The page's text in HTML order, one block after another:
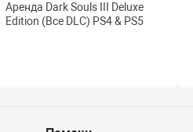
Аренда Dark Souls III Deluxe
Edition (Все DLC) PS4 & PS5